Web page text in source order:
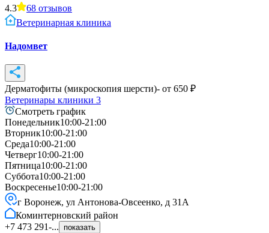
4.3 68 отзывов
Ветеринарная клиника
Надомвет
Дерматофиты (микроскопия шерсти)- от 650 ₽
Ветеринары клиники 3
Смотреть график
Понедельник10:00-21:00
Вторник10:00-21:00
Среда10:00-21:00
Четверг10:00-21:00
Пятница10:00-21:00
Суббота10:00-21:00
Воскресенье10:00-21:00
г Воронеж, ул Антонова-Овсеенко, д 31А
Коминтерновский район
+7 473 291-...
показать